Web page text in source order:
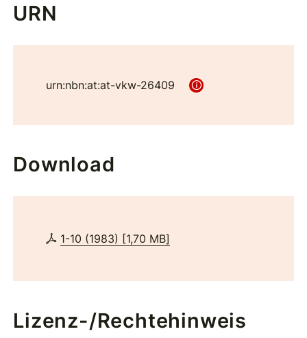
URN
urn:nbn:at:at-vkw-26409
Download
1-10 (1983) [1,70 MB]
Lizenz-/Rechtehinweis